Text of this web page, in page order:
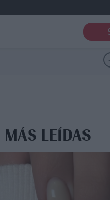
MÁS LEÍDAS